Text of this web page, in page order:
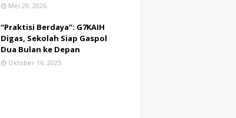
Mei 29, 2026
“Praktisi Berdaya”: G7KAIH
Digas, Sekolah Siap Gaspol
Dua Bulan ke Depan
Oktober 16, 2025